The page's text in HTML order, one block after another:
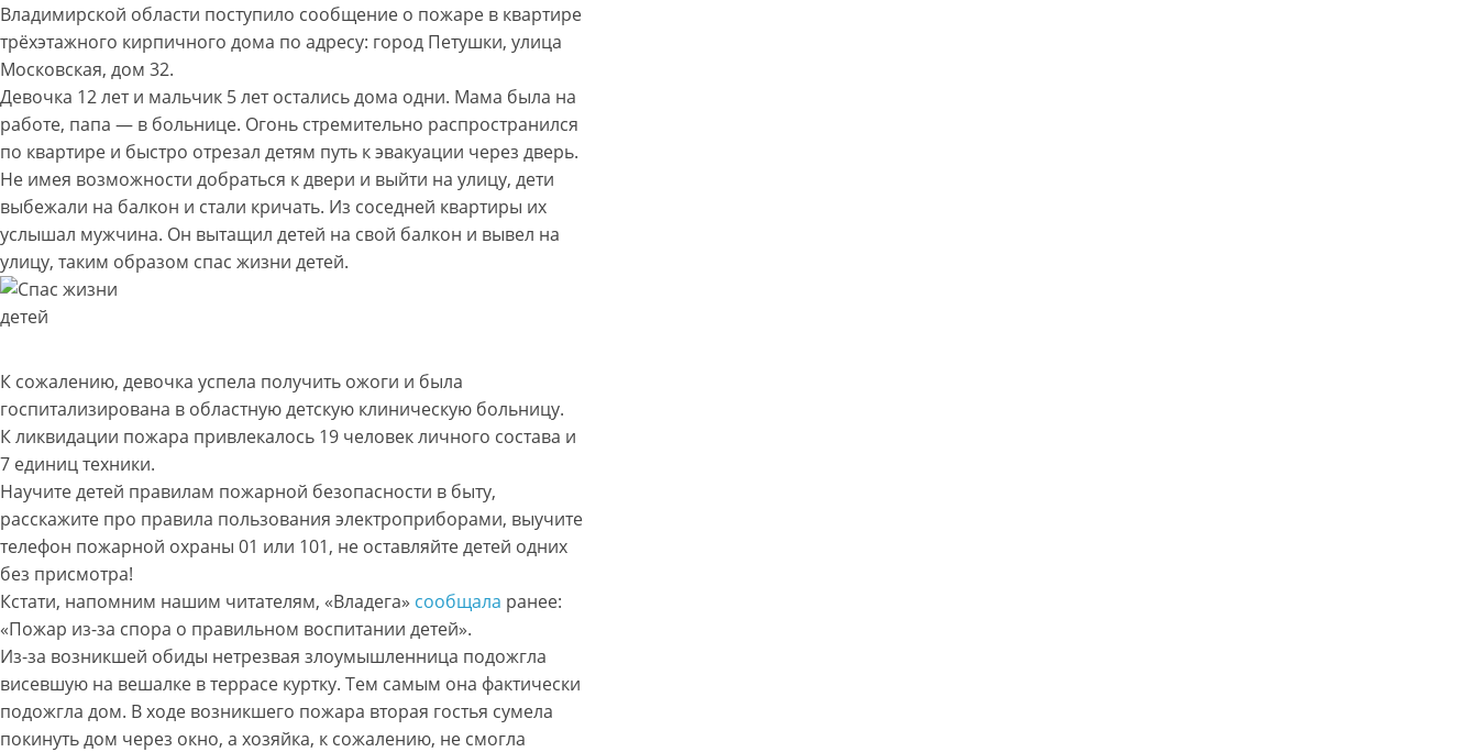
Владимирской области поступило сообщение о пожаре в квартире
трёхэтажного кирпичного дома по адресу: город Петушки, улица
Московская, дом 32.
Девочка 12 лет и мальчик 5 лет остались дома одни. Мама была на
работе, папа — в больнице. Огонь стремительно распространился
по квартире и быстро отрезал детям путь к эвакуации через дверь.
Не имея возможности добраться к двери и выйти на улицу, дети
выбежали на балкон и стали кричать. Из соседней квартиры их
услышал мужчина. Он вытащил детей на свой балкон и вывел на
улицу, таким образом спас жизни детей.
К сожалению, девочка успела получить ожоги и была
госпитализирована в областную детскую клиническую больницу.
К ликвидации пожара привлекалось 19 человек личного состава и
7 единиц техники.
Научите детей правилам пожарной безопасности в быту,
расскажите про правила пользования электроприборами, выучите
телефон пожарной охраны 01 или 101, не оставляйте детей одних
без присмотра!
Кстати, напомним нашим читателям, «Владега» сообщала ранее:
«Пожар из-за спора о правильном воспитании детей».
Из-за возникшей обиды нетрезвая злоумышленница подожгла
висевшую на вешалке в террасе куртку. Тем самым она фактически
подожгла дом. В ходе возникшего пожара вторая гостья сумела
покинуть дом через окно, а хозяйка, к сожалению, не смогла